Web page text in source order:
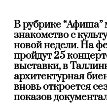
В рубрике
знакомство с
новой недели. На
пройдут 25
выставки, в
архитектурная
вновь откроется
показов